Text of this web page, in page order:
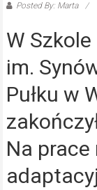
Posted By: Marta
W
im.
Pułku w
Na